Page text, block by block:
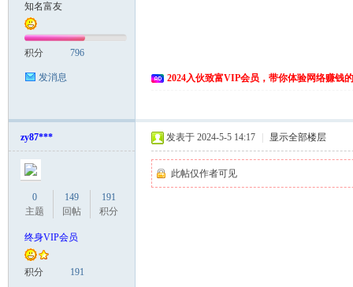
知名富友
积分 796
发消息 2024入伙致富VIP会员，带你体验网络赚钱
zy87***
0
主题
149
回帖
191
积分
终身VIP会员
积分 191
发表于 2024-5-5 14:17 显示全部楼层
此帖仅作者可见